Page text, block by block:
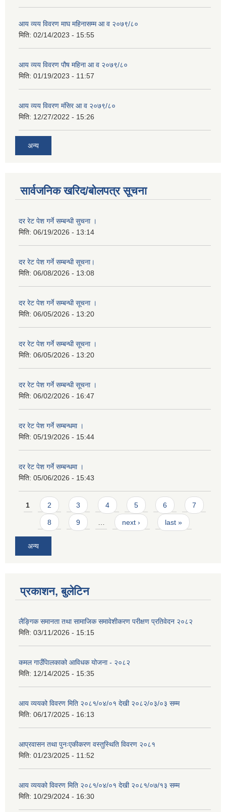
आय व्यय विवरण माघ महिनासम्म आ व २०७९/८०
मिति: 02/14/2023 - 15:55
आय व्यय विवरण पौष महिना आ व २०७९/८०
मिति: 01/19/2023 - 11:57
आय व्यय विवरण मंसिर आ व २०७९/८०
मिति: 12/27/2022 - 15:26
अन्य
सार्वजनिक खरिद/बोलपत्र सूचना
दर रेट पेश गर्ने सम्बन्धी सुचना ।
मिति: 06/19/2026 - 13:14
दर रेट पेश गर्ने सम्बन्धी सूचना।
मिति: 06/08/2026 - 13:08
दर रेट पेश गर्ने सम्बन्धी सूचना ।
मिति: 06/05/2026 - 13:20
दर रेट पेश गर्ने सम्बन्धी सूचना ।
मिति: 06/05/2026 - 13:20
दर रेट पेश गर्ने सम्बन्धी सूचना ।
मिति: 06/02/2026 - 16:47
दर रेट पेश गर्ने सम्बन्धमा ।
मिति: 05/19/2026 - 15:44
दर रेट पेश गर्ने सम्बन्धमा ।
मिति: 05/06/2026 - 15:43
Pages
1 2 3 4 5 6 7
8 9 … next › last »
अन्य
प्रकाशन, बुलेटिन
लैङ्गिक समानता तथा सामाजिक समावेशीकरण परीक्षण प्रतिवेदन २०८२
मिति: 03/11/2026 - 15:15
कमल गाउँपािलकाको आविधक योजना - २०८२
मिति: 12/14/2025 - 15:35
आय व्ययको विवरण मिति २०८१/०४/०१ देखी २०८२/०३/०३ सम्म
मिति: 06/17/2025 - 16:13
आप्रवासन तथा पुनःएकीकरण वस्तुस्थिति विवरण २०८१
मिति: 01/23/2025 - 11:52
आय व्ययको विवरण मिति २०८१/०४/०१ देखी २०८१/०७/१३ सम्म
मिति: 10/29/2024 - 16:30